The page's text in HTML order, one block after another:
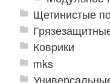
Щетинистые
Коврики
mks